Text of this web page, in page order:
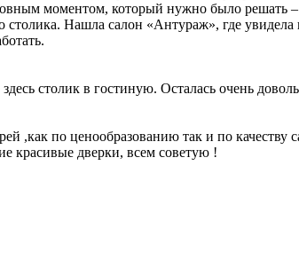
моментом, который нужно было решать –
Нашла салон «Антураж», где
здесь столик в гостиную. Осталась очень
,как по ценообразованию так и по
красивые дверки, всем советую !